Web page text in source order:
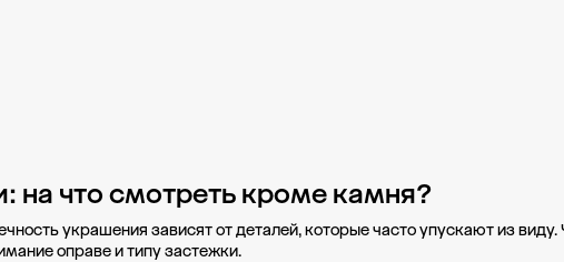
на что смотреть кроме камня?
украшения зависят от деталей, которые часто упускают из
оправе и типу застежки.